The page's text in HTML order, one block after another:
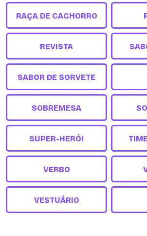
RAÇA DE CACHORRO
REVISTA
SABOR DE SORVETE
SOBREMESA
SUPER-HERÓI
VERBO
VESTUÁRIO